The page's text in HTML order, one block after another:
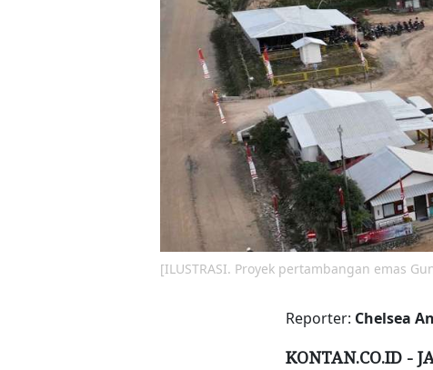
[ILUSTRASI. Proyek pertambangan emas
Reporter: Chelsea
KONTAN.CO.ID -